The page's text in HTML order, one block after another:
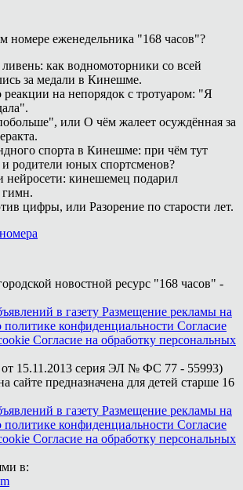
номере еженедельника "168 часов"?
как водномоторники со всей
за медали в Кинешме.
на непорядок с тротуаром: "Я
или О чём жалеет осуждённая за
спорта в Кинешме: при чём тут
родители юных спортсменов?
нейросети: кинешемец подарил
гимн.
цифры, или Разорение по старости лет.
новостной ресурс "168 часов" -
в газету Размещение рекламы на
конфиденциальности Согласие
Согласие на обработку персональных
от 15.11.2013 серия ЭЛ № ФС 77 - 55993)
сайте предназначена для детей старше 16
в газету Размещение рекламы на
конфиденциальности Согласие
Согласие на обработку персональных
в: